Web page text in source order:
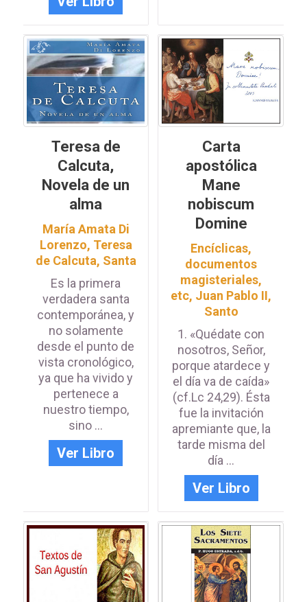
Teresa de
Calcuta,
Novela de un
alma
María Amata Di
Lorenzo, Teresa
de Calcuta, Santa
Es la primera
verdadera santa
contemporánea, y
no solamente
desde el punto de
vista cronológico,
ya que ha vivido y
pertenece a
nuestro tiempo,
sino ...
Ver Libro
Carta
apostólica
Mane
nobiscum
Domine
Encíclicas,
documentos
magisteriales,
etc, Juan Pablo II,
Santo
1. «Quédate con
nosotros, Señor,
porque atardece y
el día va de caída»
(cf.Lc 24,29). Ésta
fue la invitación
apremiante que, la
tarde misma del
día ...
Ver Libro